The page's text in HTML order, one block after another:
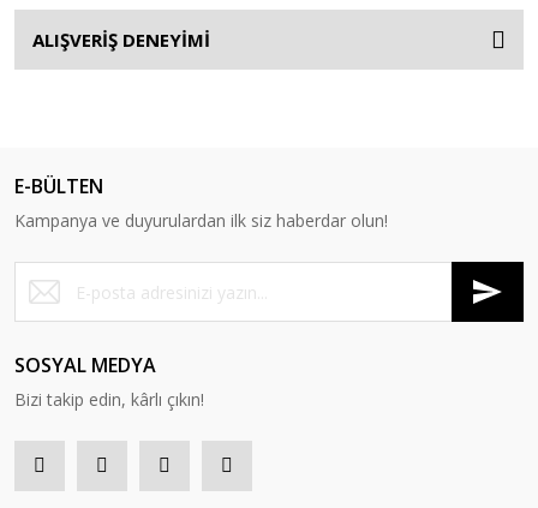
ALIŞVERİŞ DENEYİMİ
E-BÜLTEN
Kampanya ve duyurulardan ilk siz haberdar olun!
SOSYAL MEDYA
Bizi takip edin, kârlı çıkın!